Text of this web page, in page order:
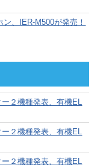
、IER-M500が発売！
ー２機種発表、有機EL
ー２機種発表、有機EL
ー２機種発表、有機EL